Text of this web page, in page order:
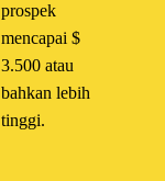
prospek
mencapai $
3.500 atau
bahkan lebih
tinggi.